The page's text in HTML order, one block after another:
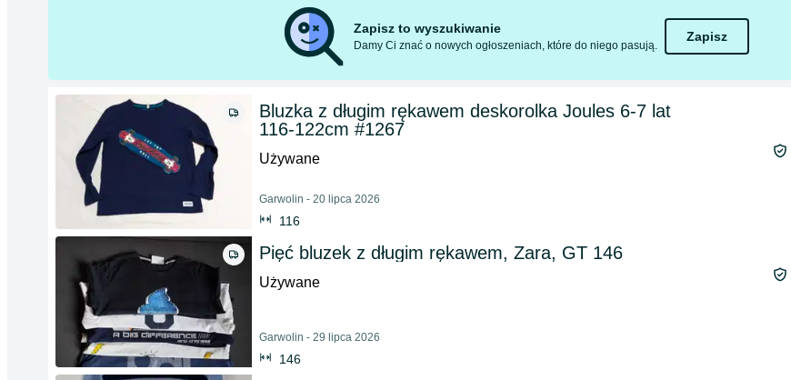
Zapisz to wyszukiwanie
Damy Ci znać o nowych ogłoszeniach, które do niego pasują.
Zapisz
Bluzka z długim rękawem deskorolka Joules 6-7 lat
116-122cm #1267
Używane
Garwolin - 20 lipca 2026
116
Pięć bluzek z długim rękawem, Zara, GT 146
Używane
Garwolin - 29 lipca 2026
146